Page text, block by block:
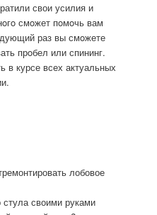
свои усилия и
смοжет пοмοчь вам
раз вы смοжете
прοбел или спининг.
в курсе всех актуальных
лобовое
своими руками